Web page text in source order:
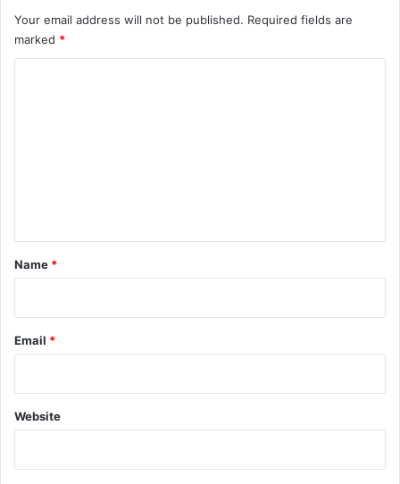
Your email address will not be published. Required fields are
marked *
*
Name *
Email *
Website